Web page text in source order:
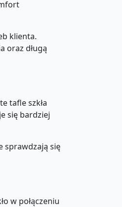
klienta.
oraz długą
tafle szkła
się bardziej
sprawdzają się
w połączeniu